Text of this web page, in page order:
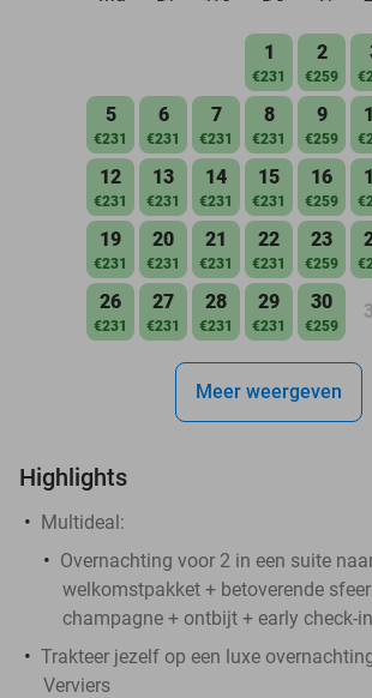
1
€231
2
€259
5
€231
6
€231
7
€231
8
€231
9
€259
12
€231
13
€231
14
€231
15
€231
16
€259
19
€231
20
€231
21
€231
22
€231
23
€259
26
€231
27
€231
28
€231
29
€231
30
€259
Meer weergeven
Highlights
Multideal:
Overnachting voor 2 in een suite
welkomstpakket + betoverende
champagne + ontbijt + early check-
Trakteer jezelf op een luxe
Verviers